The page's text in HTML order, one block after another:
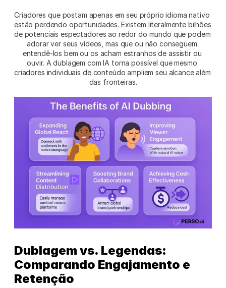
Criadores que postam apenas em seu próprio idioma nativo
estão perdendo oportunidades. Existem literalmente bilhões
de potenciais espectadores ao redor do mundo que podem
adorar ver seus vídeos, mas que ou não conseguem
entendê-los bem ou os acham estranhos de assistir ou
ouvir. A dublagem com IA torna possível que mesmo
criadores individuais de conteúdo ampliem seu alcance além
das fronteiras.
Dublagem vs. Legendas:
Comparando Engajamento e
Retenção